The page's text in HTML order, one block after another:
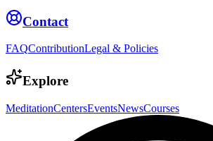
Contact
FAQContributionLegal & Policies
Explore
MeditationCentersEventsNewsCourses